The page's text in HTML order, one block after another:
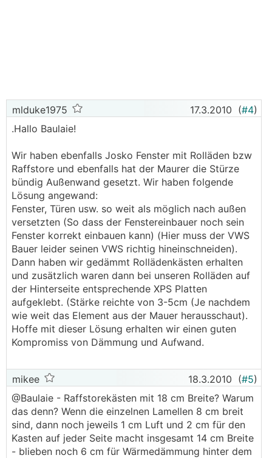
mlduke1975 17.3.2010 (#4)
.Hallo Baulaie!
Wir haben ebenfalls Josko Fenster mit Rolläden bzw
Raffstore und ebenfalls hat der Maurer die Stürze
bündig Außenwand gesetzt. Wir haben folgende
Lösung angewand:
Fenster, Türen usw. so weit als möglich nach außen
versetzten (So dass der Fenstereinbauer noch sein
Fenster korrekt einbauen kann) (Hier muss der VWS
Bauer leider seinen VWS richtig hineinschneiden).
Dann haben wir gedämmt Rollädenkästen erhalten
und zusätzlich waren dann bei unseren Rolläden auf
der Hinterseite entsprechende XPS Platten
aufgeklebt. (Stärke reichte von 3-5cm (Je nachdem
wie weit das Element aus der Mauer herausschaut).
Hoffe mit dieser Lösung erhalten wir einen guten
Kompromiss von Dämmung und Aufwand.
mikee 18.3.2010 (#5)
@Baulaie - Raffstorekästen mit 18 cm Breite? Warum
das denn? Wenn die einzelnen Lamellen 8 cm breit
sind, dann noch jeweils 1 cm Luft und 2 cm für den
Kasten auf jeder Seite macht insgesamt 14 cm Breite
- blieben noch 6 cm für Wärmedämmung hinter dem